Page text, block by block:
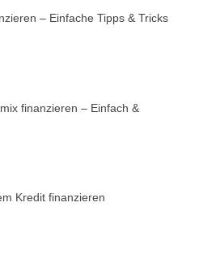
– Einfache Tipps & Tricks
finanzieren – Einfach &
Kredit finanzieren